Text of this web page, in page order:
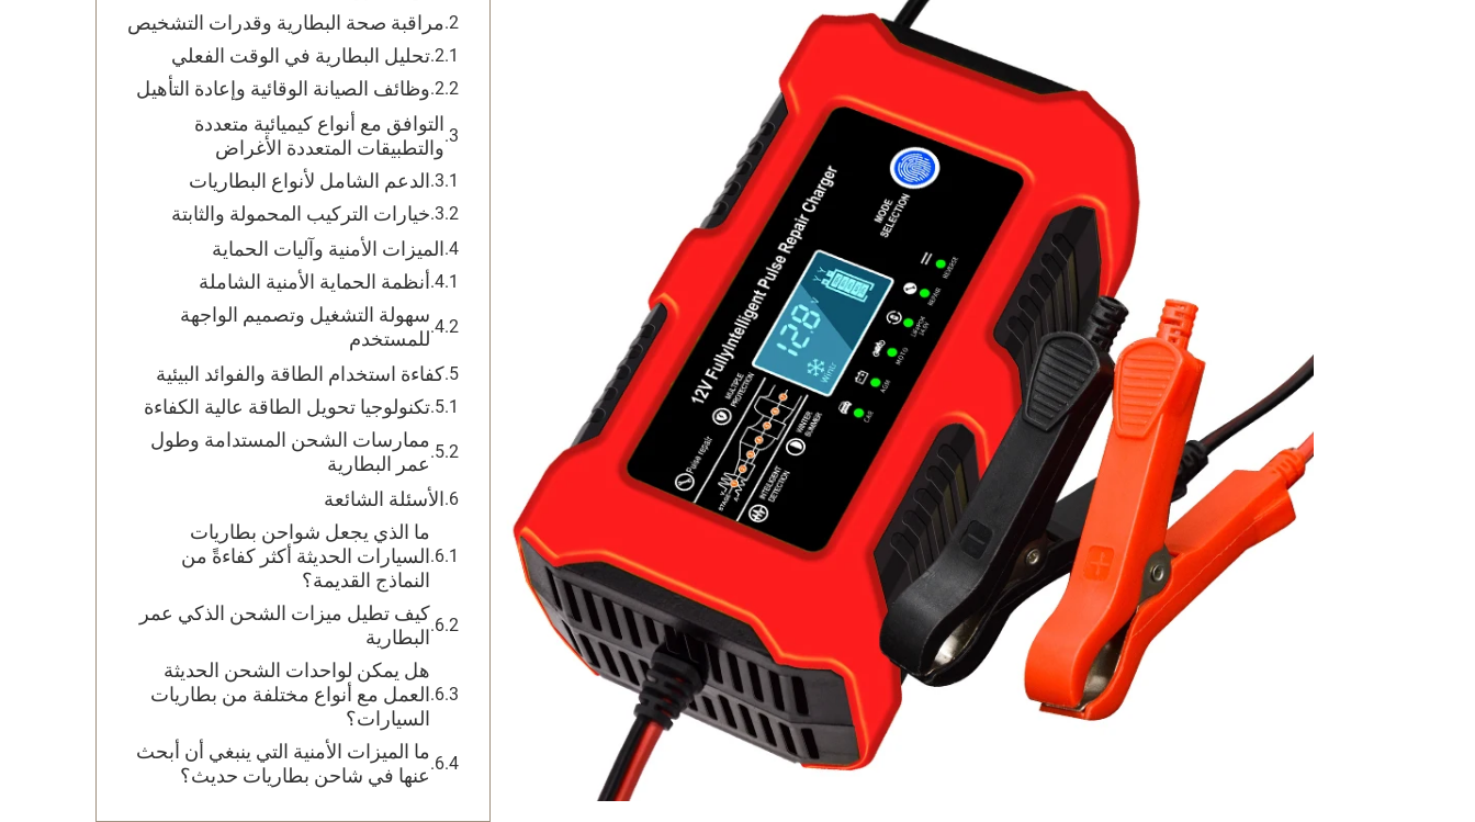
مراقبة صحة البطارية وقدرات التشخيص
تحليل البطارية في الوقت الفعلي
وظائف الصيانة الوقائية وإعادة التأهيل
التوافق مع أنواع كيميائية متعددة
والتطبيقات المتعددة الأغراض
الدعم الشامل لأنواع البطاريات
خيارات التركيب المحمولة والثابتة
الميزات الأمنية وآليات الحماية
أنظمة الحماية الأمنية الشاملة
سهولة التشغيل وتصميم الواجهة
للمستخدم
كفاءة استخدام الطاقة والفوائد البيئية
تكنولوجيا تحويل الطاقة عالية الكفاءة
ممارسات الشحن المستدامة وطول
عمر البطارية
الأسئلة الشائعة
ما الذي يجعل شواحن بطاريات
السيارات الحديثة أكثر كفاءةً من
النماذج القديمة؟
كيف تطيل ميزات الشحن الذكي عمر
البطارية
هل يمكن لواحدات الشحن الحديثة
العمل مع أنواع مختلفة من بطاريات
السيارات؟
ما الميزات الأمنية التي ينبغي أن أبحث
عنها في شاحن بطاريات حديث؟